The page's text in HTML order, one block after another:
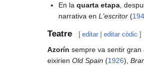
En laquarta etapa ,
narrativa enL'escritor (
Teatre [ editar |editar còdic ]
Azorín sempre va sentir gran
eixirien Old Spain (1926),